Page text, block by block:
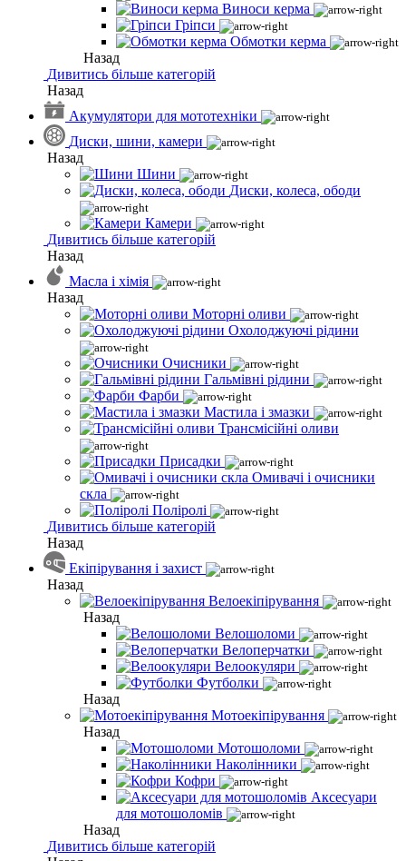
Виноси керма
Гріпси
Обмотки керма
Назад
Дивитись більше категорій
Назад
Акумулятори для мототехніки
Диски, шини, камери
Назад
Шини
Диски, колеса, ободи
Камери
Дивитись більше категорій
Назад
Масла і хімія
Назад
Моторні оливи
Охолоджуючі рідини
Очисники
Гальмівні рідини
Фарби
Мастила і змазки
Трансмісійні оливи
Присадки
Омивачі і очисники
скла
Поліролі
Дивитись більше категорій
Назад
Екіпірування і захист
Назад
Велоекіпірування
Назад
Велошоломи
Велоперчатки
Велоокуляри
Футболки
Назад
Мотоекіпірування
Назад
Мотошоломи
Наколінники
Кофри
Аксесуари
для мотошоломів
Назад
Дивитись більше категорій